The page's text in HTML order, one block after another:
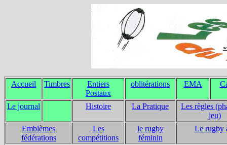
Accueil Timbres
Entiers
Postaux
oblitérations EMA
Le journal Histoire La Pratique
Les règles
jeu)
Emblèmes
fédérations
Les
compétitions
le rugby
féminin
Le rugby